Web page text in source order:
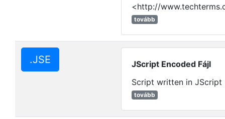
<http://
tovább
.JSE
JScript Encoded Fájl
Script written in JScript
tovább